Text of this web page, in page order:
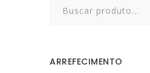
ARREFECIMENTO